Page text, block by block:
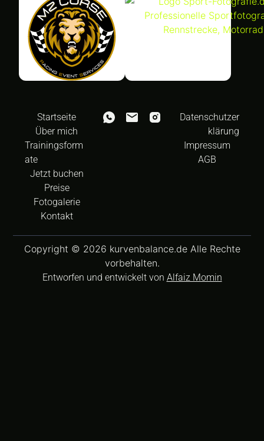
Startseite
Über mich
Trainingsform
ate
Jetzt buchen
Preise
Fotogalerie
Kontakt
Datenschutzer
klärung
Impressum
AGB
Copyright © 2026 kurvenbalance.de Alle Rechte
vorbehalten.
Entworfen und entwickelt von Alfaiz Momin